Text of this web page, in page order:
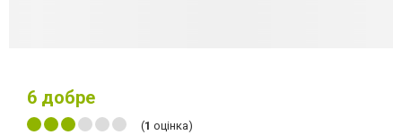
6 добре
(1 оцінка)